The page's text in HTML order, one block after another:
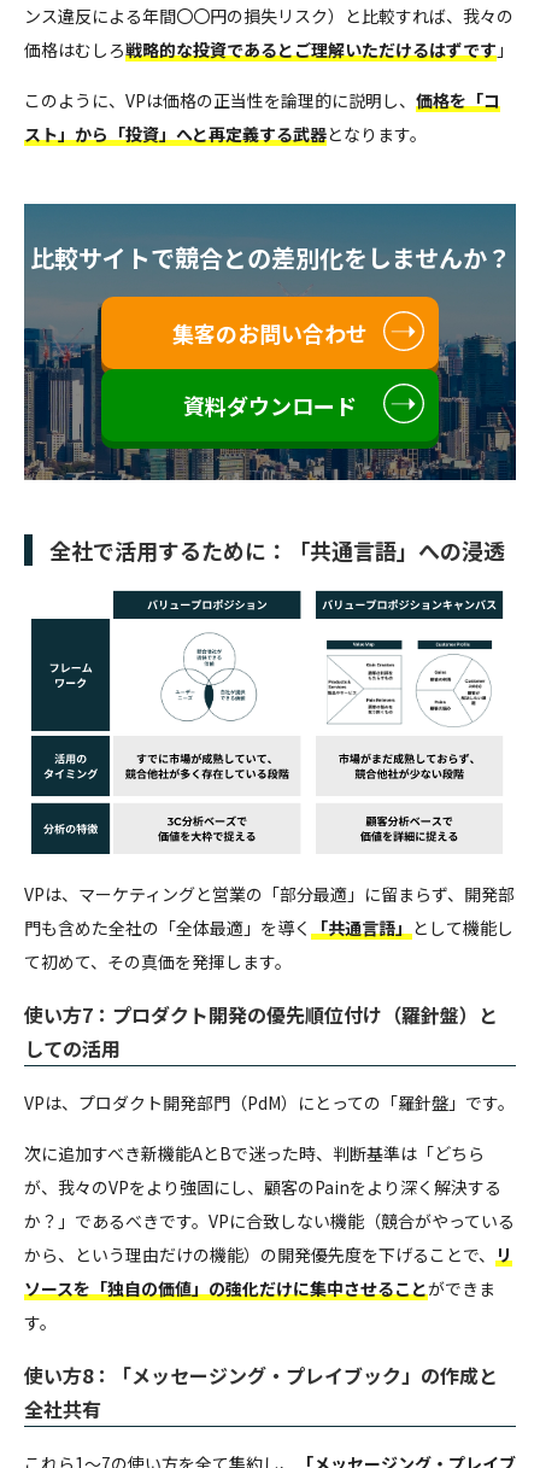
ンス違反による年間〇〇円の損失リスク）と比較すれば、我々の
価格はむしろ戦略的な投資であるとご理解いただけるはずです 」
このように、VPは価格の正当性を論理的に説明し、 価格を「コ
スト」から「投資」へと再定義する武器となります。
比較サイトで競合との差別化をしませんか？
集客のお問い合わせ
資料ダウンロード
全社で活用するために：「共通言語」への浸透
VPは、マーケティングと営業の「部分最適」に留まらず、開発部
門も含めた全社の「全体最適」を導く 「共通言語」として機能し
て初めて、その真価を発揮します。
使い方7：プロダクト開発の優先順位付け（羅針盤）と
しての活用
VPは、プロダクト開発部門（PdM）にとっての「羅針盤」です。
次に追加すべき新機能AとBで迷った時、判断基準は「どちら
が、我々のVPをより強固にし、顧客のPainをより深く解決する
か？」であるべきです。VPに合致しない機能（競合がやっている
から、という理由だけの機能）の開発優先度を下げることで、 リ
ソースを「独自の価値」の強化だけに集中させることができま
す。
使い方8：「メッセージング・プレイブック」の作成と
全社共有